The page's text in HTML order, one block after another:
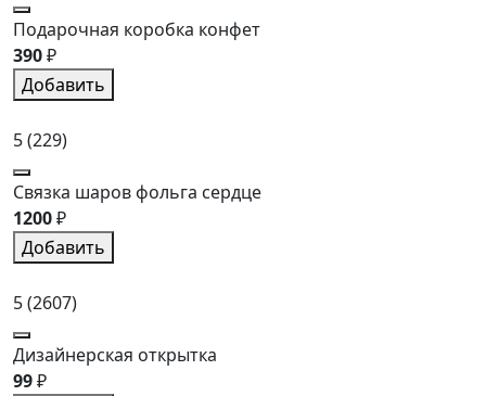
Подарочная коробка конфет
390₽
Добавить
5(229)
Связка шаров фольга сердце
1200₽
Добавить
5(2607)
Дизайнерская открытка
99₽